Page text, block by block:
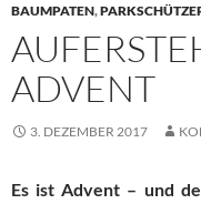
BAUMPATEN,
ADVENT
3. DEZEMBER 2017
Es ist Advent – und